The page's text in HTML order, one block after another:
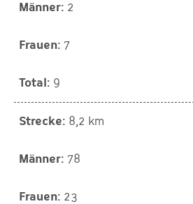
2
7
9
8,2 km
78
23